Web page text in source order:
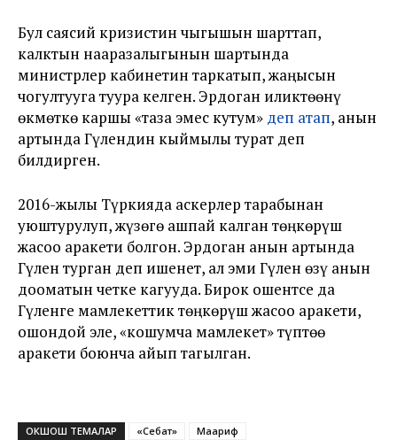
Бул саясий кризистин чыгышын шарттап,
калктын нааразалыгынын шартында
министрлер кабинетин таркатып, жаңысын
чогултууга туура келген. Эрдоган иликтөөнү
өкмөткө каршы «таза эмес кутум» деп атап, анын
артында Гүлендин кыймылы турат деп
билдирген.
2016-жылы Түркияда аскерлер тарабынан
уюштурулуп, жүзөгө ашпай калган төңкөрүш
жасоо аракети болгон. Эрдоган анын артында
Гүлен турган деп ишенет, ал эми Гүлен өзү анын
дооматын четке кагууда. Бирок ошентсе да
Гүленге мамлекеттик төңкөрүш жасоо аракети,
ошондой эле, «кошумча мамлекет» түптөө
аракети боюнча айып тагылган.
ОКШОШ ТЕМАЛАР «Себат» Маариф